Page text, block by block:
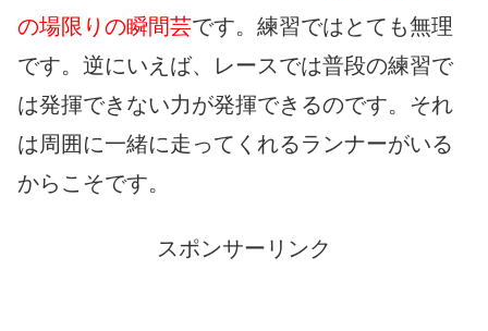
の場限りの瞬間芸です。練習ではとても無理
です。逆にいえば、レースでは普段の練習で
は発揮できない力が発揮できるのです。それ
は周囲に一緒に走ってくれるランナーがいる
からこそです。
スポンサーリンク